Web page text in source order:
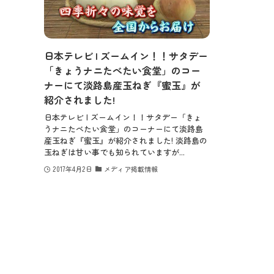
日本テレビ | ズームイン！！サタデー
「きょうナニたべたい食堂」のコー
ナーにて淡路島産玉ねぎ『蜜玉』が
紹介されました!
日本テレビ | ズームイン！！サタデー「きょ
うナニたべたい食堂」のコーナーにて淡路島
産玉ねぎ『蜜玉』が紹介されました! 淡路島の
玉ねぎは甘い事でも知られていますが...
2017年4月2日 メディア掲載情報